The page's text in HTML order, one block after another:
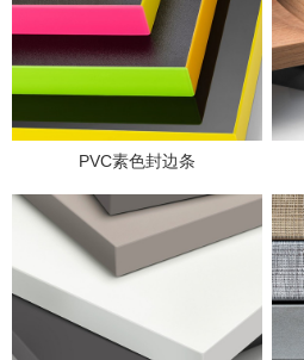
PVC素色封边条